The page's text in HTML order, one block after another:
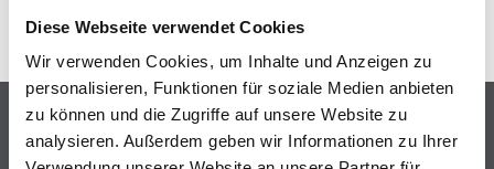
Diese Webseite verwendet Cookies
Wir verwenden Cookies, um Inhalte und Anzeigen zu
personalisieren, Funktionen für soziale Medien anbieten
zu können und die Zugriffe auf unsere Website zu
analysieren. Außerdem geben wir Informationen zu Ihrer
Online-Shop
Farbe